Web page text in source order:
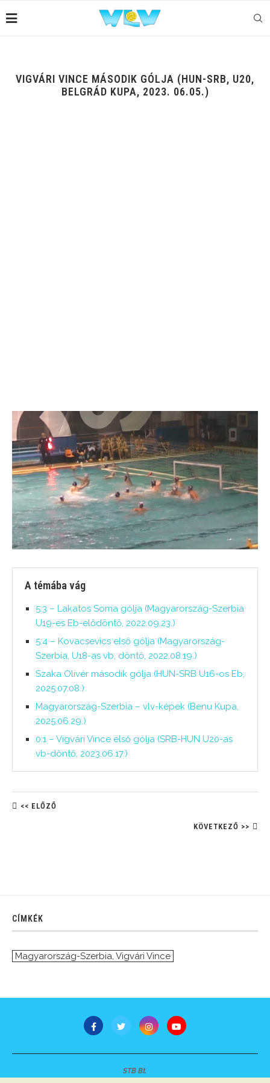
VIGVÁRI VINCE MÁSODIK GÓLJA (HUN-SRB, U20,
BELGRÁD KUPA, 2023. 06.05.)
A témába vág
5:3 – Lakatos Soma gólja (Magyarország-Szerbia
U19-es Eb-elődöntő, 2022.09.23.)
5:4 – Kovacsevics első gólja (Magyarország-
Szerbia, U18-as vb, döntő, 2022.08.19.)
Szaka Olivér második gólja (HUN-SRB U16-os Eb,
2025.07.08.)
Magyarország-Szerbia – vlv-képek (Benu Kupa,
2025.06.29.)
0:1 – Vigvári Vince első gólja (SRB-HUN U20-as
vb-döntő, 2023.06.17.)
<< ELŐZŐ
KÖVETKEZŐ >>
CÍMKÉK
Magyarország-Szerbia, Vigvári Vince
STB Bt.